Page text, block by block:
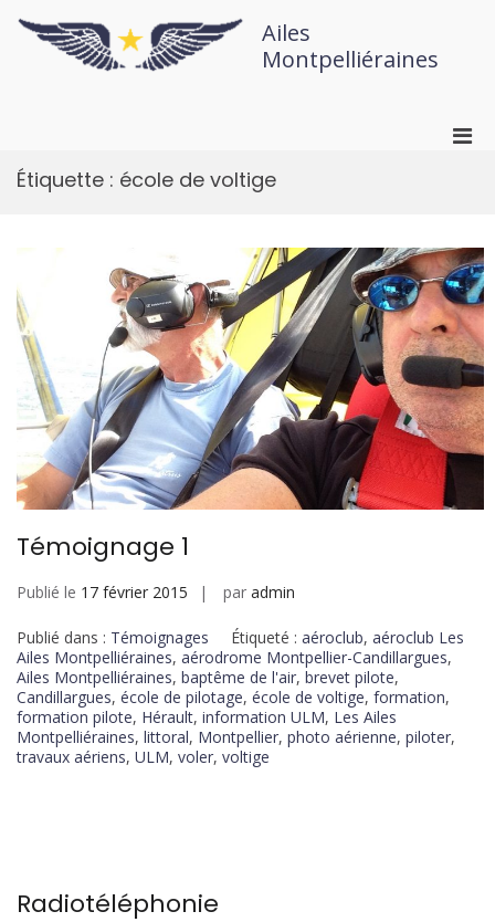
Ailes
Montpelliéraines
Étiquette : école de voltige
Témoignage 1
Publié le 17 février 2015 par admin
Publié dans : Témoignages Étiqueté : aéroclub, aéroclub Les
Ailes Montpelliéraines, aérodrome Montpellier-Candillargues,
Ailes Montpelliéraines, baptême de l'air, brevet pilote,
Candillargues, école de pilotage, école de voltige, formation,
formation pilote, Hérault, information ULM, Les Ailes
Montpelliéraines, littoral, Montpellier, photo aérienne, piloter,
travaux aériens, ULM, voler, voltige
Radiotéléphonie